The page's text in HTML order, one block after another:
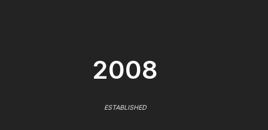
2008
ESTABLISHED